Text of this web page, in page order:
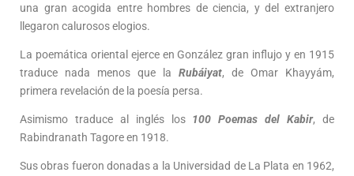
una gran acogida entre hombres de ciencia, y del extranjero
llegaron calurosos elogios.
La poemática oriental ejerce en González gran influjo y en 1915
traduce nada menos que la Rubáiyat, de Omar Khayyám,
primera revelación de la poesía persa.
Asimismo traduce al inglés los 100 Poemas del Kabir, de
Rabindranath Tagore en 1918.
Sus obras fueron donadas a la Universidad de La Plata en 1962,